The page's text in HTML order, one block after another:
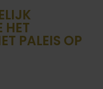
HET
PALEIS OP